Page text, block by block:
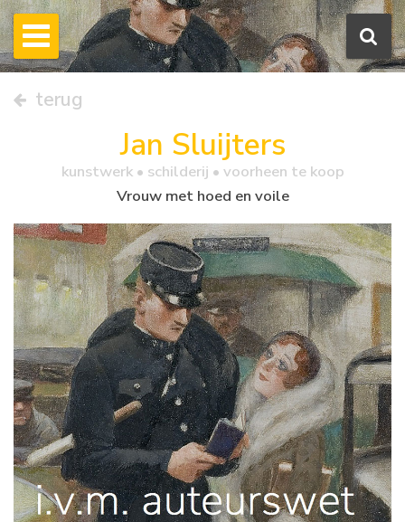
terug
Jan Sluijters
kunstwerk • schilderij • voorheen te koop
Vrouw met hoed en voile